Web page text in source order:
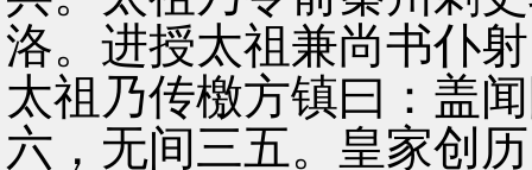
洛。进授太祖兼尚书仆
太祖乃传檄方镇曰：盖
六，无间三五。皇家创